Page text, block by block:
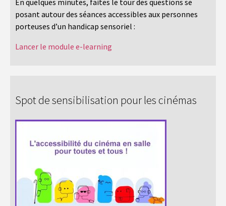
posant autour des séances accessibles aux personnes
porteuses d’un handicap sensoriel :
Lancer le module e-learning
Spot de sensibilisation pour les cinémas